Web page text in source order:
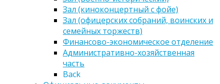
Зал (киноконцертный с фойе)
Зал (офицерских собраний, воинских и
семейных торжеств)
Финансово-экономическое отделение
Административно-хозяйственная
часть
Back